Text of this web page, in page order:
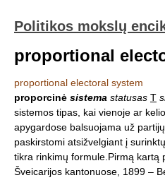
Politikos mokslų
proportional
proportional electoral system
proporcinė sistema statusas T
sistemos tipas, kai vienoje ar
apygardose balsuojama už
paskirstomi atsižvelgiant į
tikra rinkimų formule.Pirmą kartą
Šveicarijos kantonuose, 1899 –